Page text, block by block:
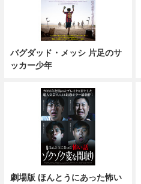
バグダッド・メッシ 片足のサ
ッカー少年
劇場版 ほんとうにあった怖い